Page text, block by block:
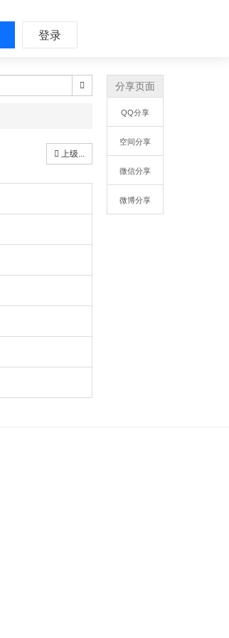
登录
上级...
分享页面
QQ分享
空间分享
微信分享
微博分享